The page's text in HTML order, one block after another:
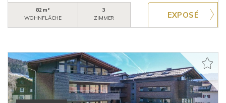
82 m²
WOHNFLÄCHE
3
ZIMMER